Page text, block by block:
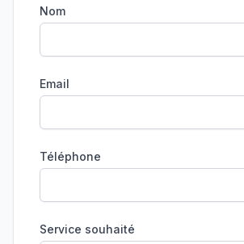
Nom
Email
Téléphone
Service souhaité